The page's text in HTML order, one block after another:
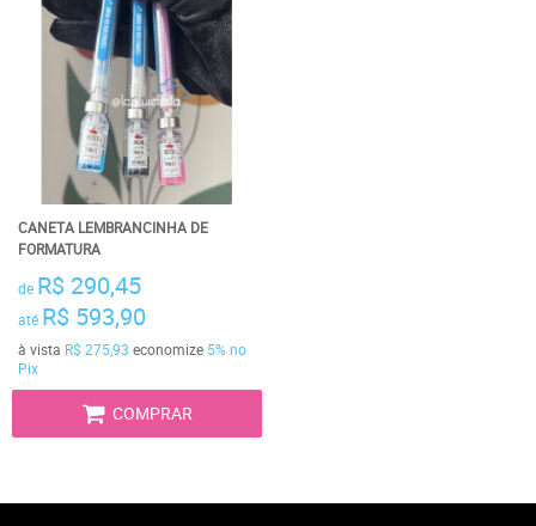
CANETA LEMBRANCINHA DE
FORMATURA
de R$ 290,45
até R$ 593,90
à vista R$ 275,93 economize 5%no
Pix
COMPRAR